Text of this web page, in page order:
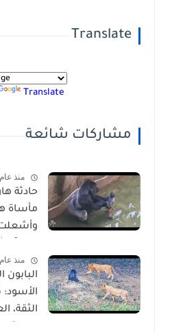
Translate
Translate
مشاركات شائعة
منذ عام
حادثة
مأساة
وأشعلت
بالفيديو
منذ عام
البابون
الثقة،